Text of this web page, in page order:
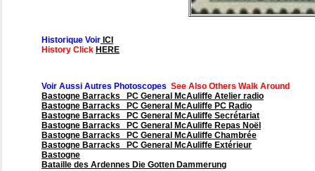
Historique Voir ICI
History Click HERE
Voir Aussi Autres Photoscopes See Also Others Walk Around
Bastogne Barracks PC General McAuliffe Atelier radio
Bastogne Barracks PC General McAuliffe PC Radio
Bastogne Barracks PC General McAuliffe Secrétariat
Bastogne Barracks PC General McAuliffe Repas Noël
Bastogne Barracks PC General McAuliffe Chambrée
Bastogne Barracks PC General McAuliffe Extérieur
Bastogne
Bataille des Ardennes Die Gotten Dammerung